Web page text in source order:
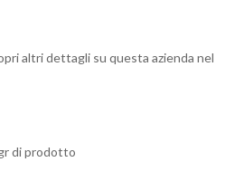
altri dettagli su questa azienda nel
di prodotto